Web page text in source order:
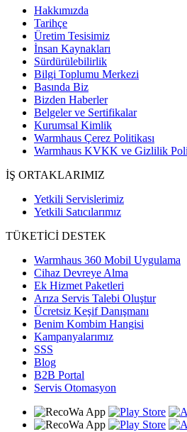
Hakkımızda
Tarihçe
Üretim Tesisimiz
İnsan Kaynakları
Sürdürülebilirlik
Bilgi Toplumu Merkezi
Basında Biz
Bizden Haberler
Belgeler ve Sertifikalar
Kurumsal Kimlik
Warmhaus Çerez Politikası
Warmhaus KVKK ve Gizlilik
İŞ ORTAKLARIMIZ
Yetkili Servislerimiz
Yetkili Satıcılarımız
TÜKETİCİ DESTEK
Warmhaus 360 Mobil Uygulama
Cihaz Devreye Alma
Ek Hizmet Paketleri
Arıza Servis Talebi Oluştur
Ücretsiz Keşif Danışmanı
Benim Kombim Hangisi
Kampanyalarımız
SSS
Blog
B2B Portal
Servis Otomasyon